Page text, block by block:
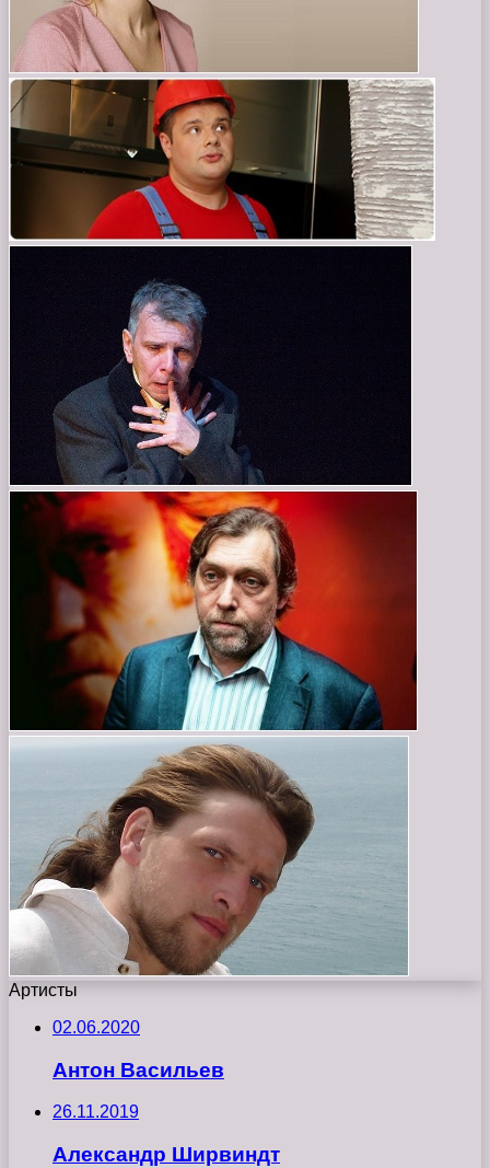
Артисты
02.06.2020
Антон Васильев
26.11.2019
Александр Ширвиндт